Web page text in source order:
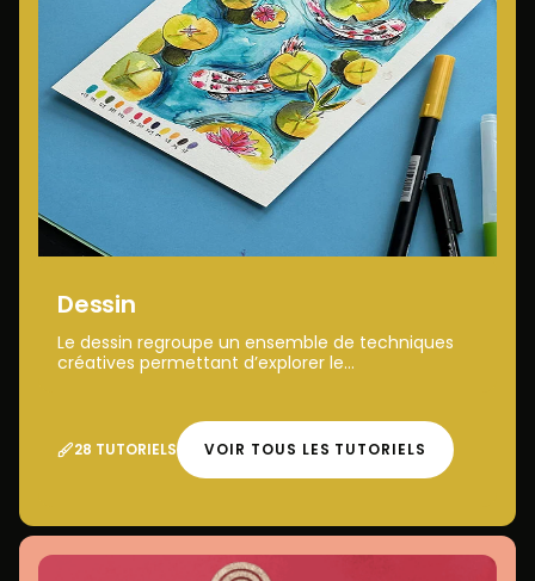
Dessin
Le dessin regroupe un ensemble de techniques
créatives permettant d’explorer le...
28 TUTORIELS VOIR TOUS LES TUTORIELS